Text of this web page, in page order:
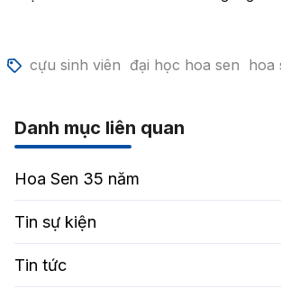
cựu sinh viên đại học hoa sen hoa
Danh mục liên quan
Hoa Sen 35 năm
Tin sự kiện
Tin tức